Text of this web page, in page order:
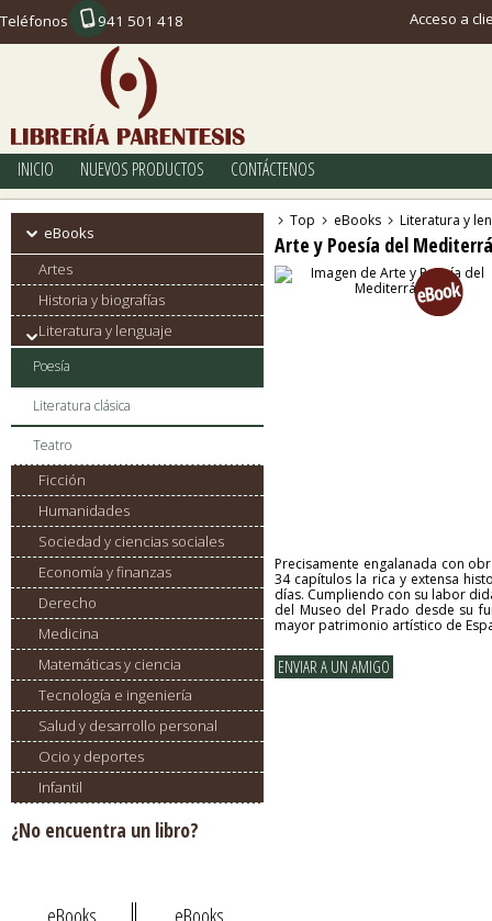
Teléfonos 941 501 418 Acceso a
INICIO NUEVOS PRODUCTOS CONTÁCTENOS
eBooks
Artes
Historia y biografías
Literatura y lenguaje
Poesía
Literatura clásica
Teatro
Ficción
Humanidades
Sociedad y ciencias sociales
Economía y finanzas
Derecho
Medicina
Matemáticas y ciencia
Tecnología e ingeniería
Salud y desarrollo personal
Ocio y deportes
Infantil
¿No encuentra un libro?
Top eBooks Literatura y
Arte y Poesía del
Precisamente engalanada con
34 capítulos la rica y extensa
días. Cumpliendo con su labor
del Museo del Prado desde su
mayor patrimonio artístico de